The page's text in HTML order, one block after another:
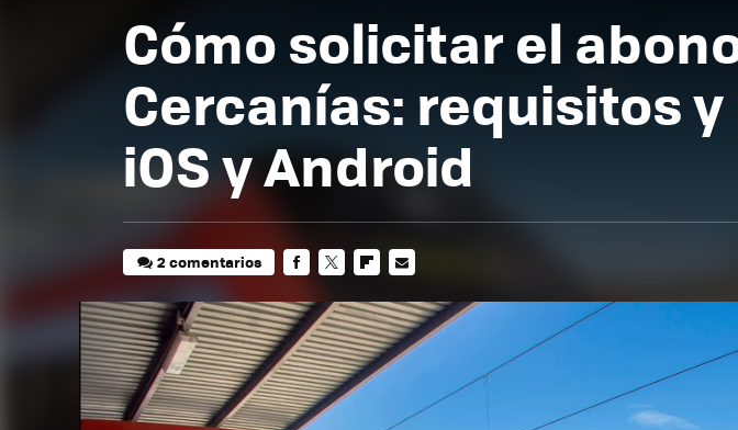
Cómo solicitar el
Cercanías: requisitos
iOS y Android
2 comentarios
MAIL